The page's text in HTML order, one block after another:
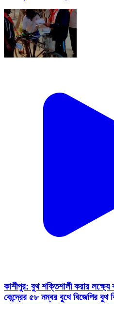
কাশীপুর: বুথ শক্তিশালী করার
কেন্দ্রের ৫৮ নম্বর বুথে বিজেপির বুথ